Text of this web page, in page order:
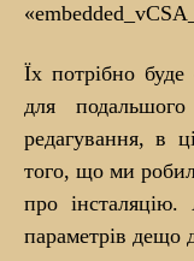
Їх потрібно
для
редагування, в
того, що ми
про
параметрів дещо